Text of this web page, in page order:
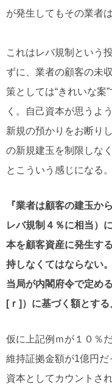
が発生してもその業者
これはレバ規制という
ずに、業者の顧客の未
策としては“きれいな案
く。自己資本が思うよ
新規の預かりをお断り
の新規建玉を制限しな
とこういう感じになる。
『業者は顧客の建玉か
レバ規制４％に相当）
本を顧客資産に発生す
持しなくてはならない
当局が内閣府令で定め
[ｒ]）に基づく額とする
仮に上記例ｍが１０％
維持証拠金額が1億円
資本としてカウントさ